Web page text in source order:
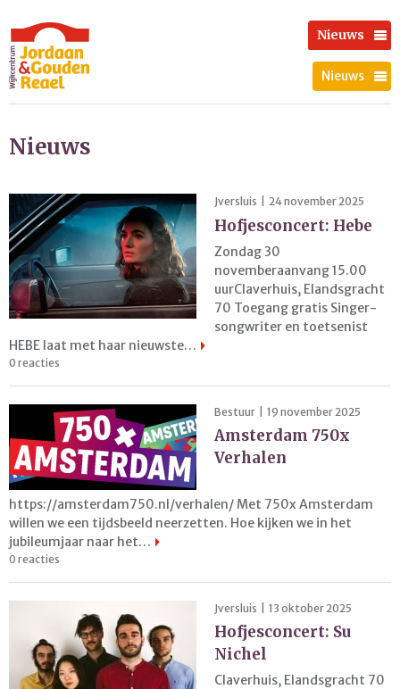
Nieuws
Nieuws
Jversluis | 24 november 2025
Hofjesconcert: Hebe
Zondag 30
novemberaanvang 15.00
uurClaverhuis, Elandsgracht
70 Toegang gratis Singer-
songwriter en toetsenist
HEBE laat met haar nieuwste…
0 reacties
Bestuur | 19 november 2025
Amsterdam 750x
Verhalen
https://amsterdam750.nl/verhalen/ Met 750x Amsterdam
willen we een tijdsbeeld neerzetten. Hoe kijken we in het
jubileumjaar naar het…
0 reacties
Jversluis | 13 oktober 2025
Hofjesconcert: Su
Nichel
Claverhuis, Elandsgracht 70
Nieuws